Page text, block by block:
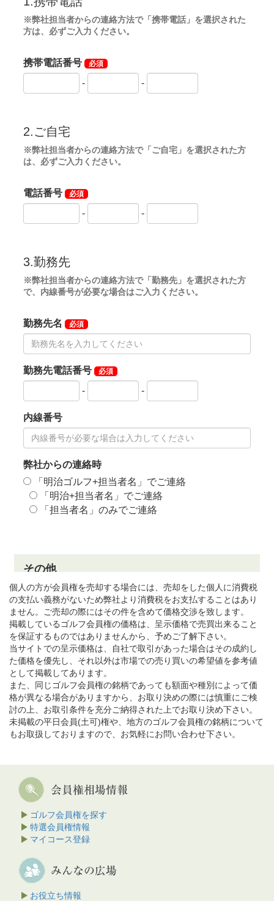
個人の方が会員権を売却する場合には、売却をした個人に消費税
の支払い義務がないため弊社より消費税をお支払することはあり
ません。ご売却の際にはその件を含めて価格交渉を致します。
掲載しているゴルフ会員権の価格は、呈示価格で売買出来ること
を保証するものではありませんから、予めご了解下さい。
当サイトでの呈示価格は、自社で取引があった場合はその成約し
た価格を優先し、それ以外は市場での売り買いの希望値を参考値
として掲載してあります。
また、同じゴルフ会員権の銘柄であっても額面や種別によって価
格が異なる場合がありますから、お取り決めの際には慎重にご検
討の上、お取引条件を充分ご納得された上でお取り決め下さい。
未掲載の平日会員(土可)権や、地方のゴルフ会員権の銘柄について
もお取扱しておりますので、お気軽にお問い合わせ下さい。
ゴルフ会員権を探す
特選会員権情報
マイコース登録
お役立ち情報